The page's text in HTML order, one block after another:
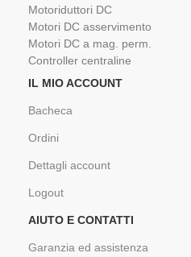
Motoriduttori DC
Motori DC asservimento
Motori DC a mag. perm.
Controller centraline
IL MIO ACCOUNT
Bacheca
Ordini
Dettagli account
Logout
AIUTO E CONTATTI
Garanzia ed assistenza